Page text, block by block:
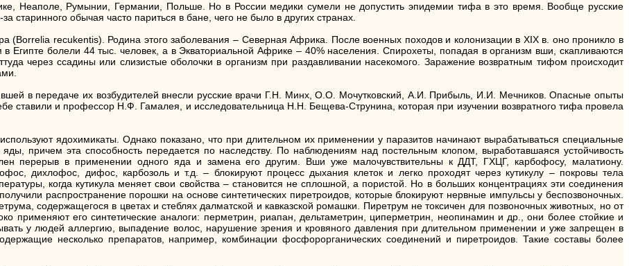
Неаполе, Румынии, Германии, Польше. Но в России медики сумели не допустить эпидемии тифа в это время. Вообще русские
обычая часто париться в бане, чего не было в других странах.
(Borrelia recukentis). Родина этого заболевания – Северная Африка. После военных походов и колонизации в XIX в. оно проникло в
Египте болели 44 тыс. человек, а в Экваториальной Африке – 40% населения. Спирохеты, попадая в организм вши, скапливаются
через ссадины или слизистые оболочки в организм при раздавливании насекомого. Заражение возвратным тифом происходит
в передаче их возбудителей внесли русские врачи Г.Н. Минх, О.О. Мочутковский, А.И. Прибыль, И.И. Мечников. Опасные опыты
ставили и профессор Н.Ф. Гамалея, и исследовательница Н.Н. Бещева-Струнина, которая при изучении возвратного тифа провела
ядохимикаты. Однако показано, что при длительном их применении у паразитов начинают вырабатываться специальные
причем эта способность передается по наследству. По наблюдениям над постельным клопом, выработавшаяся устойчивость
перерыв в применении одного яда и замена его другим. Вши уже малочувствительны к ДДТ, ГХЦГ, карбофосу, малатиону.
дихлофос, дифос, карбозоль и т.д. – блокируют процесс дыхания клеток и легко проходят через кутикулу – покровы тела
когда кутикула меняет свои свойства – становится не сплошной, а пористой. Но в больших концентрациях эти соединения
распространение порошки на основе синтетических пиретроидов, которые блокируют нервные импульсы у беспозвоночных.
содержащегося в цветах и стеблях далматской и кавказской ромашки. Пиретрум не токсичен для позвоночных животных, но от
применяют его синтетические аналоги: перметрин, риапан, дельтаметрин, циперметрин, неопинамин и др., они более стойкие и
у людей аллергию, выпадение волос, нарушение зрения и кровяного давления при длительном применении и уже запрещен в
несколько препаратов, например, комбинации фосфорорганических соединений и пиретроидов. Такие составы более